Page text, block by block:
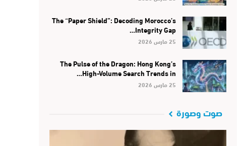
The “Paper Shield”: Decoding Morocco’s
Integrity Gap…
25 مارس 2026
The Pulse of the Dragon: Hong Kong’s
High-Volume Search Trends in…
25 مارس 2026
صوت وصورة